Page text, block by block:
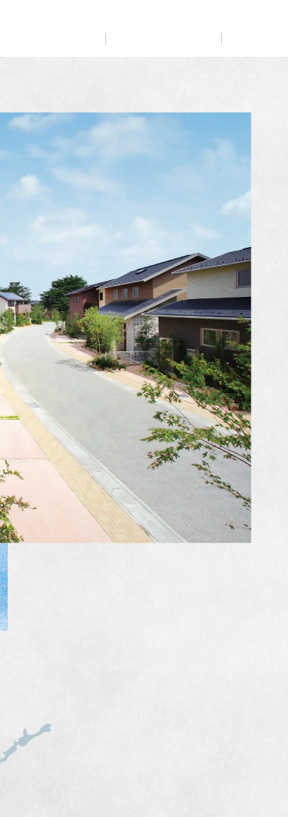
これから住まいをご検討の方
画やこだわりが詰まった建築実例、注目の最新情
ウンジ 新築・戸建て
から土地活用・賃貸経営をご検討の方
の基礎から長期安定経営を目指すオーナー様ま
ウンジ 土地活用・賃貸経営
これからリフォームをご検討の方
や基礎知識、収納の工夫など、理想の住まいを叶
フィールドに新しい価値をデザインし、持続可能
向のまちづくりを実現していきます。
ネラルソリューション
ホームを結ぶコミュニケーションサイト。お得・
心なコンテンツや、ミサワホームからの大切なお